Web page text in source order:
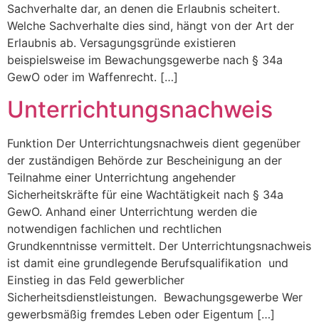
Sachverhalte dar, an denen die Erlaubnis scheitert.
Welche Sachverhalte dies sind, hängt von der Art der
Erlaubnis ab. Versagungsgründe existieren
beispielsweise im Bewachungsgewerbe nach § 34a
GewO oder im Waffenrecht. […]
Unterrichtungsnachweis
Funktion Der Unterrichtungsnachweis dient gegenüber
der zuständigen Behörde zur Bescheinigung an der
Teilnahme einer Unterrichtung angehender
Sicherheitskräfte für eine Wachtätigkeit nach § 34a
GewO. Anhand einer Unterrichtung werden die
notwendigen fachlichen und rechtlichen
Grundkenntnisse vermittelt. Der Unterrichtungsnachweis
ist damit eine grundlegende Berufsqualifikation und
Einstieg in das Feld gewerblicher
Sicherheitsdienstleistungen. Bewachungsgewerbe Wer
gewerbsmäßig fremdes Leben oder Eigentum […]